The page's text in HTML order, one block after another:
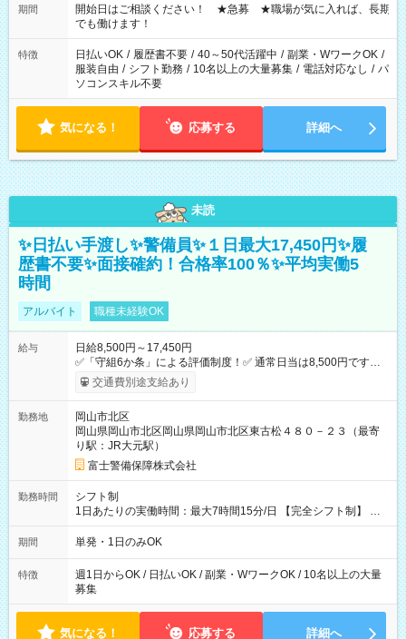
せん ※法令に基づき、週20時間以上勤務は社会保険への加入対
象となります ※労働者派遣法（日雇い派遣の原則禁止）によ
り、短時間・短期間の就業はご案内が難しい場合があります
期間
開始日はご相談ください！ ★急募 ★職場が気に入れば、長期
でも働けます！
特徴 日払いOK / 履歴書不要 / 40～50代活躍中 / 副業・WワークOK /
服装自由 / シフト勤務 / 10名以上の大量募集 / 電話対応なし / パ
ソコンスキル不要
気になる！ 応募する 詳細へ
未読
✨日払い手渡し✨警備員✨１日最大17,450円✨履
歴書不要✨面接確約！合格率100％✨平均実働5
時間
アルバイト 職種未経験OK
給与
日給8,500円～17,450円
✅「守組6か条」による評価制度！✅ 通常日当は8,500円ですが
上記評価制度により「S級隊員」と認定されれば10,000円の日当
を支給します。 (1)上記勤務者が交通2級資格者の場合10,000円
14,375円 (3)上記現場が日祝深夜の場合 17,250円 (4)上記勤務
者が現場までの運転者の場合17,250+200円＝17,450円 -----------
------------------------------- *最高日当額 17,450円* ---------------------
--------------------- より上位の資格取得やリーダー手当を取得する
と ”さらに”加算されます！ ※日当支給時振込手数料等は一切あ
交通費別途支給あり
勤務地
岡山市北区
岡山県岡山市北区岡山県岡山市北区東古松４８０－２３（最寄
り駅：JR大元駅）
富士警備保障株式会社
勤務時間
シフト制
1日あたりの実働時間：最大7時間15分/日 【完全シフト制】 例
(1) 8：00~17:00（休憩１h） 例(2) 13:00~16:00（早上がりでも
全額支給！） 例(3) 21:00~5:00（夜勤なら日当1.25倍！！）
期間 単発・1日のみOK
特徴
週1日からOK / 日払いOK / 副業・WワークOK / 10名以上の大量
募集
気になる！ 応募する 詳細へ